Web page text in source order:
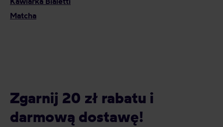
Matcha
Zgarnij 20 zł rabatu i
darmową dostawę!